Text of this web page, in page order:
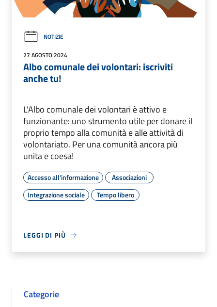
NOTIZIE
27 AGOSTO 2024
Albo comunale dei volontari: iscriviti
anche tu!
L'Albo comunale dei volontari è attivo e
funzionante: uno strumento utile per donare il
proprio tempo alla comunità e alle attività di
volontariato. Per una comunità ancora più
unita e coesa!
Accesso all'informazione
Associazioni
Integrazione sociale
Tempo libero
LEGGI DI PIÙ
Categorie